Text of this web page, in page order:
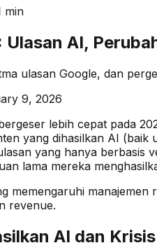
min
AI,
ulasan Google, dan
9, 2026
lebih cepat pada
yang dihasilkan AI
yang hanya berbasis
lama mereka
memengaruhi
revenue.
AI dan